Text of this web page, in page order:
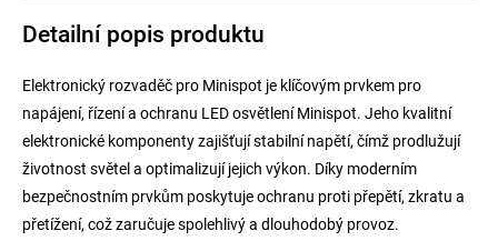
Detailní popis produktu
Elektronický rozvaděč pro Minispot je klíčovým prvkem pro
napájení, řízení a ochranu LED osvětlení Minispot. Jeho kvalitní
elektronické komponenty zajišťují stabilní napětí, čímž prodlužují
životnost světel a optimalizují jejich výkon. Díky moderním
bezpečnostním prvkům poskytuje ochranu proti přepětí, zkratu a
přetížení, což zaručuje spolehlivý a dlouhodobý provoz.